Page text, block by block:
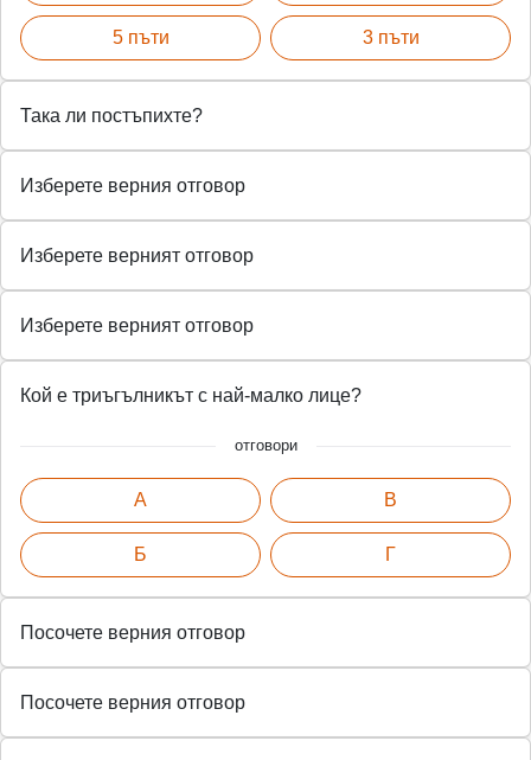
5 пъти 3 пъти
Така ли постъпихте?
Изберете верния отговор
Изберете верният отговор
Изберете верният отговор
Кой е триъгълникът с най-малко лице?
отговори
А
Б
В
Г
Посочете верния отговор
Посочете верния отговор